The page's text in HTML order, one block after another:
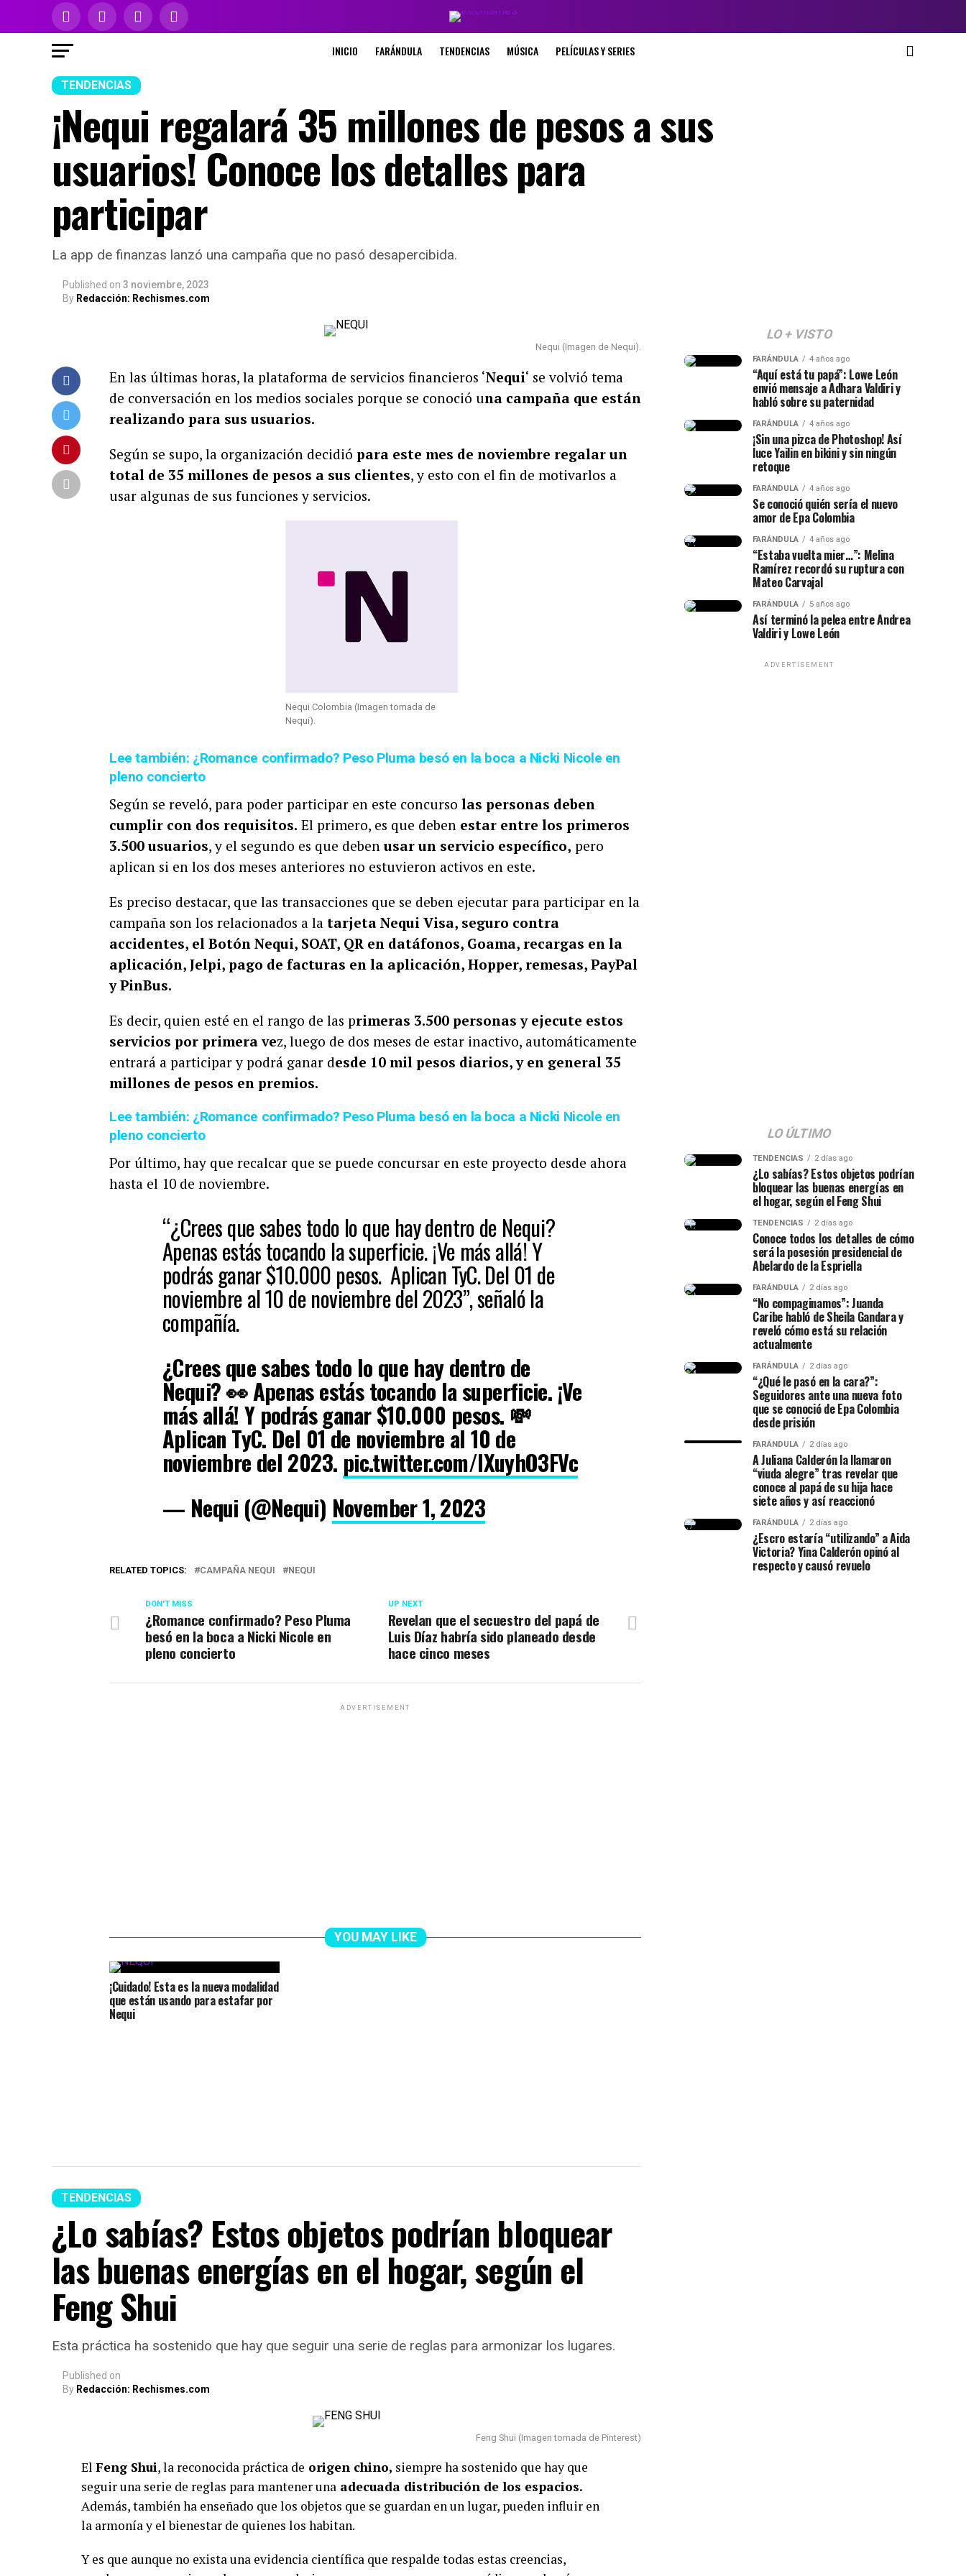
INICIO FARÁNDULA TENDENCIAS MÚSICA PELÍCULAS Y SERIES
TENDENCIAS
¡Nequi regalará 35 millones de pesos a sus
usuarios! Conoce los detalles para
participar
La app de finanzas lanzó una campaña que no pasó desapercibida.
Published on 3 noviembre, 2023
By Redacción: Rechismes.com
Nequi (Imagen de Nequi).
En las últimas horas, la plataforma de servicios financieros ‘Nequi‘ se volvió tema
de conversación en los medios sociales porque se conoció una campaña que están
realizando para sus usuarios.
Según se supo, la organización decidió para este mes de noviembre regalar un
total de 35 millones de pesos a sus clientes, y esto con el fin de motivarlos a
usar algunas de sus funciones y servicios.
Nequi Colombia (Imagen tomada de
Nequi).
Lee también: ¿Romance confirmado? Peso Pluma besó en la boca a Nicki Nicole en
pleno concierto
Según se reveló, para poder participar en este concurso las personas deben
cumplir con dos requisitos. El primero, es que deben estar entre los primeros
3.500 usuarios, y el segundo es que deben usar un servicio específico, pero
aplican si en los dos meses anteriores no estuvieron activos en este.
Es preciso destacar, que las transacciones que se deben ejecutar para participar en la
campaña son los relacionados a la tarjeta Nequi Visa, seguro contra
accidentes, el Botón Nequi, SOAT, QR en datáfonos, Goama, recargas en la
aplicación, Jelpi, pago de facturas en la aplicación, Hopper, remesas, PayPal
y PinBus.
Es decir, quien esté en el rango de las primeras 3.500 personas y ejecute estos
servicios por primera vez, luego de dos meses de estar inactivo, automáticamente
entrará a participar y podrá ganar desde 10 mil pesos diarios, y en general 35
millones de pesos en premios.
Lee también: ¿Romance confirmado? Peso Pluma besó en la boca a Nicki Nicole en
pleno concierto
Por último, hay que recalcar que se puede concursar en este proyecto desde ahora
hasta el 10 de noviembre.
“¿Crees que sabes todo lo que hay dentro de Nequi?​
Apenas estás tocando la superficie.​ ¡Ve más allá! Y
podrás ganar $10.000 pesos. Aplican TyC. Del 01 de
noviembre al 10 de noviembre del 2023”, señaló la
compañía.
¿Crees que sabes todo lo que hay dentro de
Nequi?​ 👀 Apenas estás tocando la superficie.​ ¡Ve
más allá! Y podrás ganar $10.000 pesos. 💸
Aplican TyC. Del 01 de noviembre al 10 de
noviembre del 2023. pic.twitter.com/lXuyhO3FVc
— Nequi (@Nequi) November 1, 2023
RELATED TOPICS: CAMPAÑA NEQUI NEQUI
UP NEXT
Revelan que el secuestro del papá de
Luis Díaz habría sido planeado desde
hace cinco meses
DON'T MISS
¿Romance confirmado? Peso Pluma
besó en la boca a Nicki Nicole en
pleno concierto
ADVERTISEMENT
YOU MAY LIKE
¡Cuidado! Esta es la nueva modalidad
que están usando para estafar por
Nequi
TENDENCIAS
¿Lo sabías? Estos objetos podrían bloquear
las buenas energías en el hogar, según el
Feng Shui
Esta práctica ha sostenido que hay que seguir una serie de reglas para armonizar los lugares.
Published on
By Redacción: Rechismes.com
Feng Shui (Imagen tomada de Pinterest)
El Feng Shui, la reconocida práctica de origen chino, siempre ha sostenido que hay que
seguir una serie de reglas para mantener una adecuada distribución de los espacios.
Además, también ha enseñado que los objetos que se guardan en un lugar, pueden influir en
la armonía y el bienestar de quienes los habitan.
Y es que aunque no exista una evidencia científica que respalde todas estas creencias,
LO + VISTO
FARÁNDULA 4 años ago
“Aquí está tu papá”: Lowe León
envió mensaje a Adhara Valdiri y
habló sobre su paternidad
FARÁNDULA 4 años ago
¡Sin una pizca de Photoshop! Así
luce Yailin en bikini y sin ningún
retoque
FARÁNDULA 4 años ago
Se conoció quién sería el nuevo
amor de Epa Colombia
FARÁNDULA 4 años ago
“Estaba vuelta mier…”: Melina
Ramírez recordó su ruptura con
Mateo Carvajal
FARÁNDULA 5 años ago
Así terminó la pelea entre Andrea
Valdiri y Lowe León
ADVERTISEMENT
LO ÚLTIMO
TENDENCIAS 2 días ago
¿Lo sabías? Estos objetos podrían
bloquear las buenas energías en
el hogar, según el Feng Shui
TENDENCIAS 2 días ago
Conoce todos los detalles de cómo
será la posesión presidencial de
Abelardo de la Espriella
FARÁNDULA 2 días ago
“No compaginamos”: Juanda
Caribe habló de Sheila Gandara y
reveló cómo está su relación
actualmente
FARÁNDULA 2 días ago
“¿Qué le pasó en la cara?”:
Seguidores ante una nueva foto
que se conoció de Epa Colombia
desde prisión
FARÁNDULA 2 días ago
A Juliana Calderón la llamaron
“viuda alegre” tras revelar que
conoce al papá de su hija hace
siete años y así reaccionó
FARÁNDULA 2 días ago
¿Escro estaría “utilizando” a Aida
Victoria? Yina Calderón opinó al
respecto y causó revuelo